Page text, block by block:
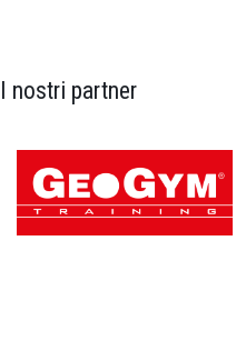
I nostri partner